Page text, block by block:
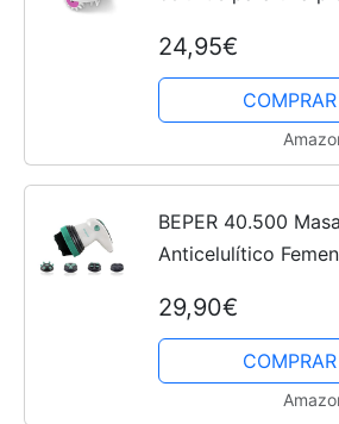
rotativos y 2
1a generación
24,95€
BEPER 40.500
Anticelulítico
Circular, Tonificante
Potencia Ajustable,...
29,90€